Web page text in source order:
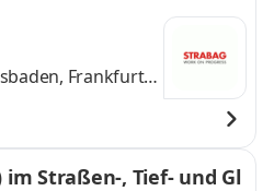
Frankfurt
Straßen-, Tief- und Gl